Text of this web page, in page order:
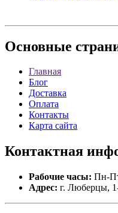
Основные
Главная
Блог
Доставка
Оплата
Контакты
Карта сайта
Контактная
Рабочие часы: Пн-
Адрес: г. Люберцы,